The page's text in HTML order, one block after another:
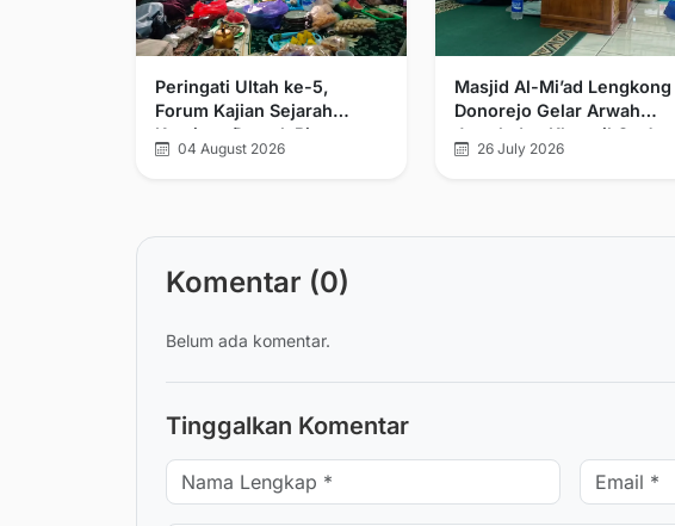
Peringati Ultah ke-5,
Forum Kajian Sejarah
Kerajaan Demak Bintoro
dan Walisongo Tegaskan
04 August 2026
Masjid Al-Mi’ad Lengkong
Donorejo Gelar Arwah
Jamak dan Khatmil Qur’an
26 July 2026
Komentar (0)
Belum ada komentar.
Tinggalkan Komentar